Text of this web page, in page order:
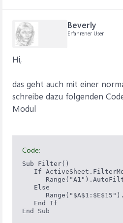
Beverly
Erfahrener User
Hi,
das geht auch mit einer
schreibe dazu folgenden
Modul
Code:
Sub Filter()
If
   Else
   End If